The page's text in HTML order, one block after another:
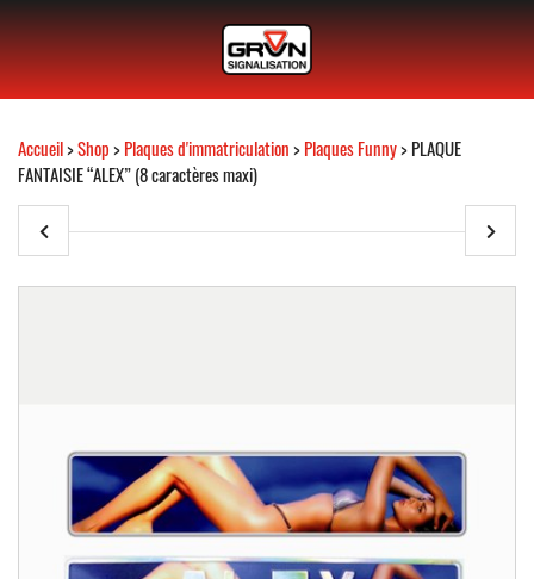
Accueil>Shop>Plaques d'immatriculation>Plaques Funny> PLAQUE
FANTAISIE “ALEX” (8 caractères maxi)